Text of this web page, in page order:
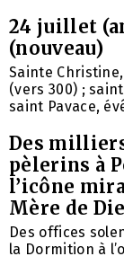
24 juillet
(nouveau)
Sainte
(vers 300) ;
saint Pavace,
Des
pèlerins à
l’icône
Mère de
Des offices
la Dormition à